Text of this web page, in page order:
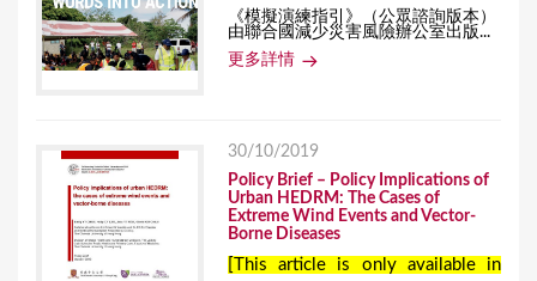
《模擬演練指引》（公眾諮詢版本）
由聯合國減少災害風險辦公室出版...
更多詳情
30/10/2019
Policy Brief – Policy Implications of
Urban HEDRM: The Cases of
Extreme Wind Events and Vector-
Borne Diseases
[This article is only available in